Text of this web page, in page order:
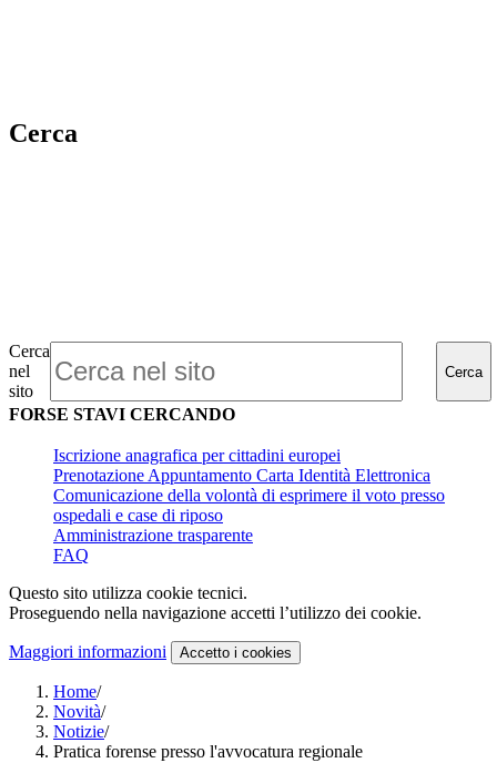
Cerca
Cerca
nel
sito
Cerca
FORSE STAVI CERCANDO
Iscrizione anagrafica per cittadini europei
Prenotazione Appuntamento Carta Identità Elettronica
Comunicazione della volontà di esprimere il voto presso
ospedali e case di riposo
Amministrazione trasparente
FAQ
Questo sito utilizza cookie tecnici.
Proseguendo nella navigazione accetti l’utilizzo dei cookie.
Maggiori informazioni Accetto i cookies
Home/
Novità/
Notizie/
Pratica forense presso l'avvocatura regionale